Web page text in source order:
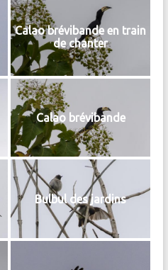
Calao brévibande en train
de chanter
Calao brévibande
Bulbul des jardins